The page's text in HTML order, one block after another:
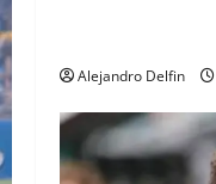
Alejandro Delfin